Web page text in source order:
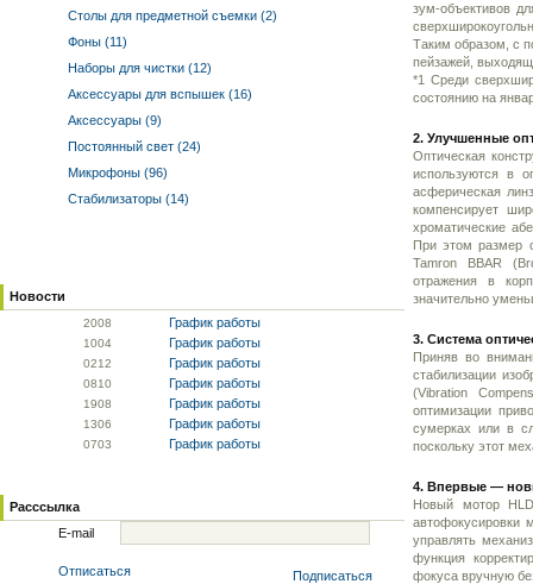
Столы для предметной съемки (2)
Фоны (11)
Наборы для чистки (12)
Аксессуары для вспышек (16)
Аксессуары (9)
Постоянный свет (24)
Микрофоны (96)
Стабилизаторы (14)
Новости
2008 График работы
1004 График работы
0212 График работы
0810 График работы
1908 График работы
1306 График работы
0703 График работы
Расссылка
E-mail
Отписаться Подписаться
зум-объективов
Таким образом, с
пейзажей,
*1 Среди
состоянию на
2. Улучшенные
Оптическая
используются в
асферическая
компенсирует
хроматические
При этом размер
Tamron BBAR
отражения в
значительно
3. Система
Приняв во
стабилизации
(Vibration
оптимизации
сумерках или в
поскольку этот
4. Впервые —
Новый мотор
автофокусировки
управлять
функция
фокуса вручную